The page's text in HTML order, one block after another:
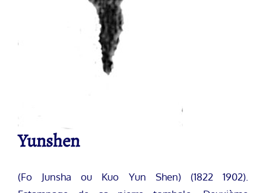
Yunshen
(Fo Junsha ou Kuo Yun Shen) (1822 1902).